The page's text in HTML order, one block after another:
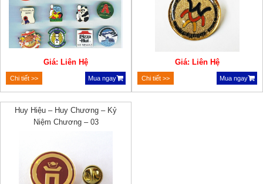
Giá: Liên Hệ
Chi tiết >> Mua ngay
Giá: Liên Hệ
Chi tiết >> Mua ngay
Huy Hiệu – Huy Chương – Kỷ
Niệm Chương – 03